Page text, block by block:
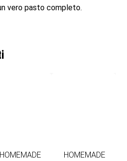
vero pasto completo.
HOMEMADE
HOMEMADE